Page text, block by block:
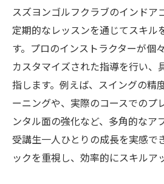
スズヨンゴルフクラブのインドア
定期的なレッスンを通じてスキル
す。プロのインストラクターが個
カスタマイズされた指導を行い、
指します。例えば、スイングの精
ーニングや、実際のコースでのプ
ンタル面の強化など、多角的なア
受講生一人ひとりの成長を実感で
ックを重視し、効率的にスキルア